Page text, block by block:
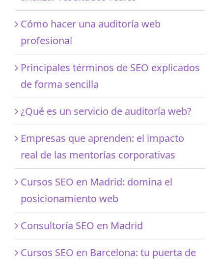
Cómo hacer una auditoría web
profesional
Principales términos de SEO explicados
de forma sencilla
¿Qué es un servicio de auditoría web?
Empresas que aprenden: el impacto
real de las mentorías corporativas
Cursos SEO en Madrid: domina el
posicionamiento web
Consultoría SEO en Madrid
Cursos SEO en Barcelona: tu puerta de